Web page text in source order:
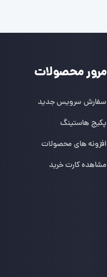
مرور محصولات
سفارش سرویس جدید
پکیج هاستینگ
افزونه های محصولات
مشاهده کارت خرید